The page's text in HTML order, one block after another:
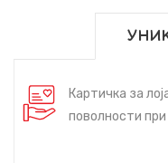
Картичка за
поволности